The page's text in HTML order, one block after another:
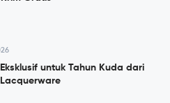
untuk Tahun Kuda dari
Lacquerware